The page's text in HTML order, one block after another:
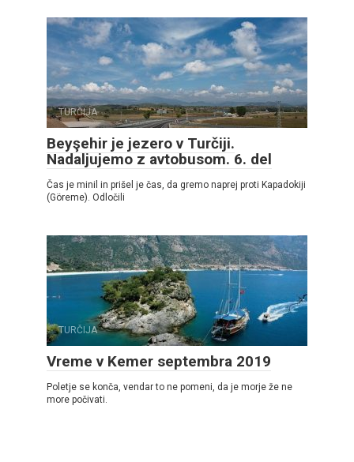
TURČIJA
Beyşehir je jezero v Turčiji.
Nadaljujemo z avtobusom. 6. del
Čas je minil in prišel je čas, da gremo naprej proti Kapadokiji
(Göreme). Odločili
TURČIJA
Vreme v Kemer septembra 2019
Poletje se konča, vendar to ne pomeni, da je morje že ne
more počivati.